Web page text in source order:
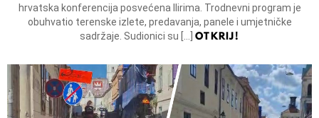
hrvatska konferencija posvećena Ilirima. Trodnevni program je
obuhvatio terenske izlete, predavanja, panele i umjetničke
sadržaje. Sudionici su […] OTKRIJ!